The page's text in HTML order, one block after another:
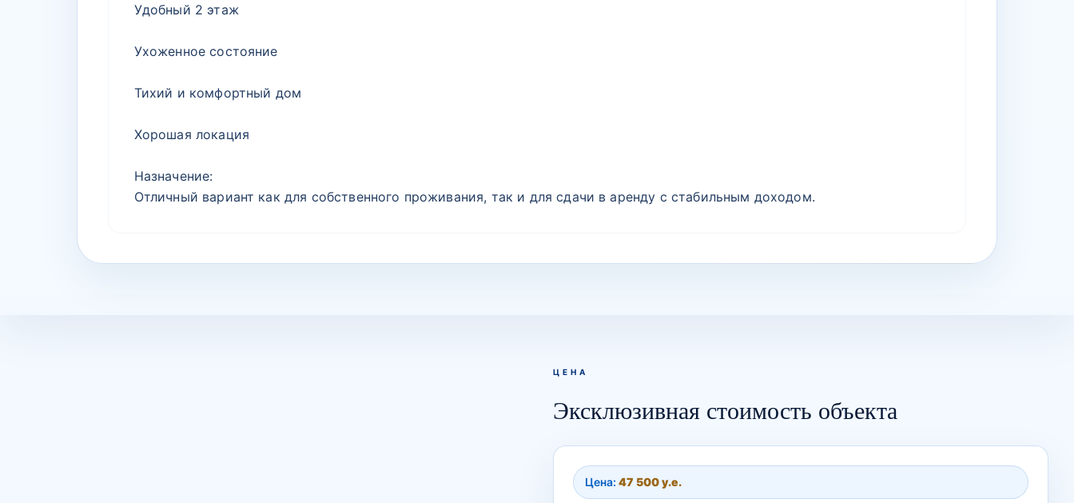
Удобный 2 этаж
Ухоженное состояние
Тихий и комфортный дом
Хорошая локация
Назначение:
Отличный вариант как для собственного проживания, так и для сдачи в аренду с стабильным доходом.
ЦЕНА
Эксклюзивная стоимость объекта
Цена: 47 500 у.е.